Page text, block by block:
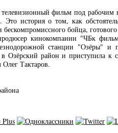
фильм под рабочим
Это история о том, как
бойца,
кинокомпании "ЧБк
станции "Озёры" и
в Озёрский район и приступила к
Тактаров.